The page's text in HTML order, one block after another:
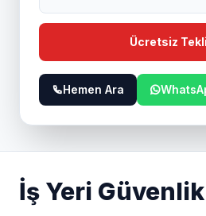
Ücretsiz
Hemen Ara
İş Yeri